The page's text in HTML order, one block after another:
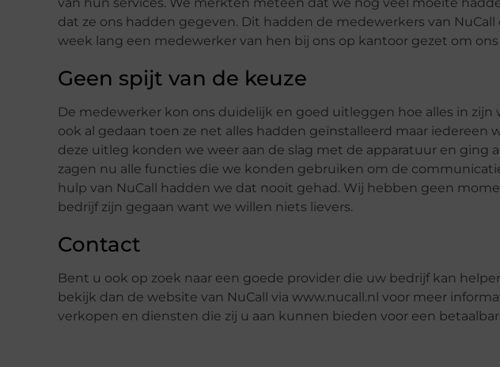
dat ze ons hadden gegeven. Dit hadden de medewerkers van
week lang een medewerker van hen bij ons op kantoor gezet om
Geen spijt van de keuze
De medewerker kon ons duidelijk en goed uitleggen hoe alles in zijn
ook al gedaan toen ze net alles hadden geïnstalleerd maar iedereen
deze uitleg konden we weer aan de slag met de apparatuur en ging
zagen nu alle functies die we konden gebruiken om de
hulp van NuCall hadden we dat nooit gehad. Wij hebben geen
bedrijf zijn gegaan want we willen niets lievers.
Contact
Bent u ook op zoek naar een goede provider die uw bedrijf kan
bekijk dan de website van NuCall via www.nucall.nl voor meer
verkopen en diensten die zij u aan kunnen bieden voor een